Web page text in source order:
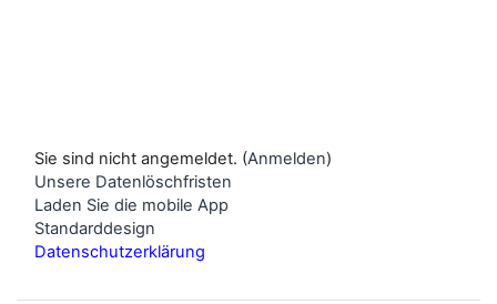
Sie sind nicht angemeldet. (Anmelden)
Unsere Datenlöschfristen
Laden Sie die mobile App
Standarddesign
Datenschutzerklärung